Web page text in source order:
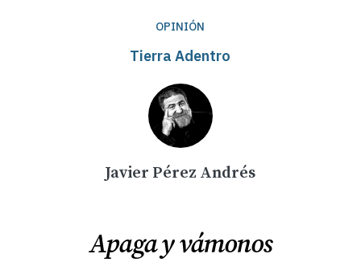
OPINIÓN
Tierra Adentro
Javier Pérez Andrés
Apaga y vámonos